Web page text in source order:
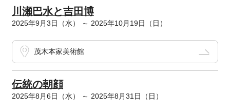
川瀬巴水と吉田博
2025年9月3日（水） ～ 2025年10月19日（日）
茂木本家美術館
伝統の朝顔
2025年8月6日（水） ～ 2025年8月31日（日）